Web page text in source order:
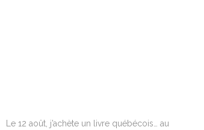
Le 12 août, j’achète un livre québécois… au